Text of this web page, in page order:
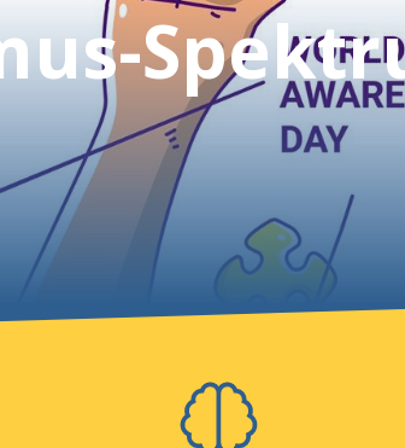
Autism
Employer
Support us